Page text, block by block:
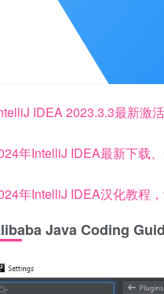
IDEA 2023.3.3最新激
年IntelliJ IDEA最新下载
年IntelliJ IDEA汉化教程
Java Coding